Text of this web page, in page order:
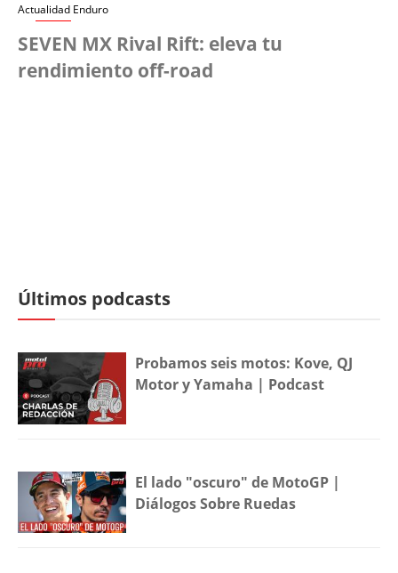
Actualidad Enduro
SEVEN MX Rival Rift: eleva tu
rendimiento off-road
Últimos podcasts
Probamos seis motos: Kove, QJ
Motor y Yamaha | Podcast
El lado "oscuro" de MotoGP |
Diálogos Sobre Ruedas